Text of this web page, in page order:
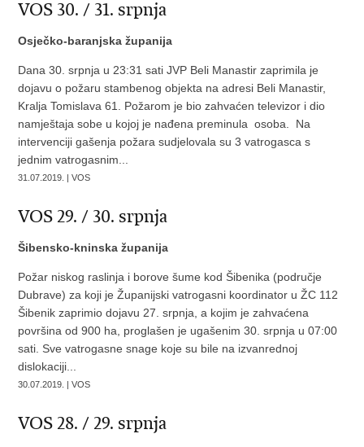
VOS 30. / 31. srpnja
Osječko-baranjska županija
Dana 30. srpnja u 23:31 sati JVP Beli Manastir zaprimila je
dojavu o požaru stambenog objekta na adresi Beli Manastir,
Kralja Tomislava 61. Požarom je bio zahvaćen televizor i dio
namještaja sobe u kojoj je nađena preminula osoba. Na
intervenciji gašenja požara sudjelovala su 3 vatrogasca s
jednim vatrogasnim...
31.07.2019. | VOS
VOS 29. / 30. srpnja
Šibensko-kninska županija
Požar niskog raslinja i borove šume kod Šibenika (područje
Dubrave) za koji je Županijski vatrogasni koordinator u ŽC 112
Šibenik zaprimio dojavu 27. srpnja, a kojim je zahvaćena
površina od 900 ha, proglašen je ugašenim 30. srpnja u 07:00
sati. Sve vatrogasne snage koje su bile na izvanrednoj
dislokaciji...
30.07.2019. | VOS
VOS 28. / 29. srpnja